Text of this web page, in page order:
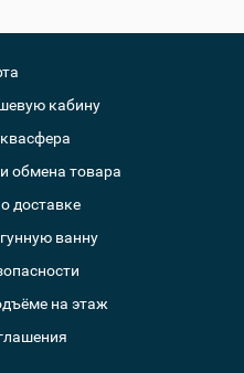
кабину
обмена товара
доставке
ванну
на этаж